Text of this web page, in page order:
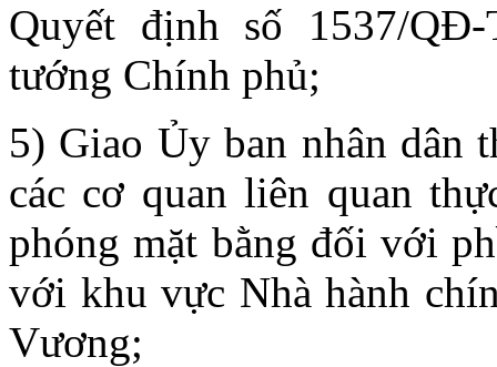
Quyết định số 1537/
tướng Chính phủ;
5) Giao Ủy ban nhân dân
các cơ quan liên quan
phóng mặt bằng đối với
với khu vực Nhà hành
Vương;